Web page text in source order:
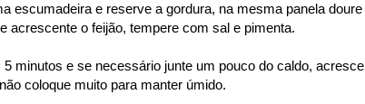
escumadeira e reserve a gordura, na mesma panela
acrescente o feijão, tempere com sal e pimenta.
minutos e se necessário junte um pouco do caldo,
coloque muito para manter úmido.